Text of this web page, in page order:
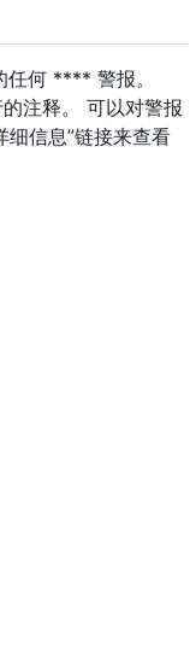
何 **** 警报。
注释。 可以对警报
信息”链接来查看